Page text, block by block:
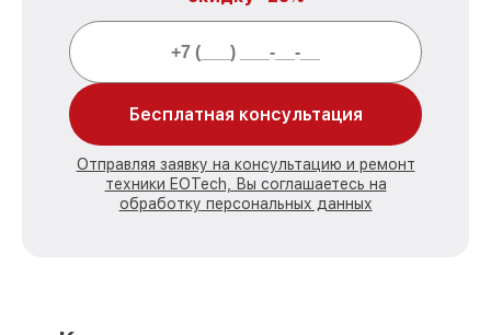
Бесплатная консультация
Отправляя заявку на консультацию и ремонт
техники EOTech, Вы соглашаетесь на
обработку персональных данных